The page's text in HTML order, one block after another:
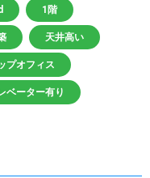
1階
天井高い
プオフィス
ベーター有り